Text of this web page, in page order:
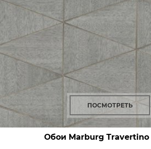
ПОСМОТРЕТЬ
Обои Marburg Travertino